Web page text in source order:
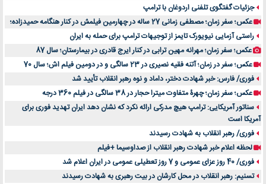
جزئیات گفتگوی تلفنی اردوغان با ترامپ
عکس؛ سفر زمان؛ مصطفی زمانی 27 ساله در چهارمین فیلمش در کنار هنگامه حمیدزاده؛
راستی آزمایی نیویورک تایمز از توجیهات ترامپ برای حمله به ایران
عکس؛ سفر زمان؛ مهرانه مهین ترابی در کنار ایرج قادری در بیمارستان؛ سال 87
عکس؛ سفر در زمان؛ آتنه فقیه نصیری در 23 سالگی و در دومین فیلم اش؛ سال 70
فوری/ فارس: خبر شهادت دختر، داماد و نوه رهبر انقلاب تأیید شد
عکس؛ سفر زمان؛ چهرۀ متفاوت میترا حجار در 38 سالگی در فیلم 360 درجه
سناتور آمریکایی: ترامپ هیچ مدرکی ارائه نکرد که نشان دهد ایران تهدید فوری برای
آمریکا است
فوری/ رهبر انقلاب به شهادت رسیدند
لحظه اعلام خبر شهادت رهبر انقلاب از صداوسیما +فیلم
فوری/ 40 روز عزای عمومی و 7 روز تعطیلی عمومی در ایران اعلام شد
تسنیم: رهبر انقلاب در محل کارشان در بیت رهبری به شهادت رسیدند